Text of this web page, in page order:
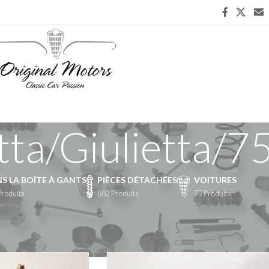
Giulietta/
LA BOÎTE À GANTS PIÈCES DÉTACHÉES
682 Produits
VOITURES
75 Produits
Circuit Essence
116-162 Alfetta/Giulietta/75/90/SZ/RZ
36